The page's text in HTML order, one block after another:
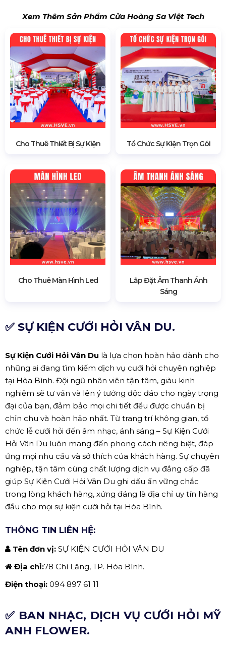
Xem Thêm Sản Phẩm Cửa Hoàng Sa Việt Tech
Cho Thuê Thiết Bị Sự Kiện Tổ Chức Sự Kiện Trọn Gói
Cho Thuê Màn Hình Led
Lắp Đặt Âm Thanh Ánh
Sáng
✅ SỰ KIỆN CƯỚI HỎI VÂN DU.
Sự Kiện Cưới Hỏi Vân Du là lựa chọn hoàn hảo dành cho
những ai đang tìm kiếm dịch vụ cưới hỏi chuyên nghiệp
tại Hòa Bình. Đội ngũ nhân viên tận tâm, giàu kinh
nghiệm sẽ tư vấn và lên ý tưởng độc đáo cho ngày trọng
đại của bạn, đảm bảo mọi chi tiết đều được chuẩn bị
chỉn chu và hoàn hảo nhất. Từ trang trí không gian, tổ
chức lễ cưới hỏi đến âm nhạc, ánh sáng – Sự Kiện Cưới
Hỏi Vân Du luôn mang đến phong cách riêng biệt, đáp
ứng mọi nhu cầu và sở thích của khách hàng. Sự chuyên
nghiệp, tận tâm cùng chất lượng dịch vụ đẳng cấp đã
giúp Sự Kiện Cưới Hỏi Vân Du ghi dấu ấn vững chắc
trong lòng khách hàng, xứng đáng là địa chỉ uy tín hàng
đầu cho mọi sự kiện cưới hỏi tại Hòa Bình.
THÔNG TIN LIÊN HỆ:
Tên đơn vị: SỰ KIỆN CƯỚI HỎI VÂN DU
Địa chỉ:78 Chí Lăng, TP. Hòa Bình.
Điện thoại: 094 897 61 11
✅ BAN NHẠC, DỊCH VỤ CƯỚI HỎI MỸ
ANH FLOWER.